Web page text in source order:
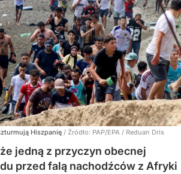
Hiszpanię / Źródło: PAP/EPA / Reduan Dris
jedną z przyczyn obecnej
przed falą nachodźców z Afryki